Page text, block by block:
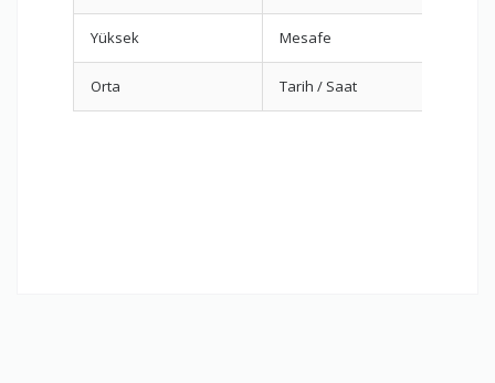
Yüksek Mesafe
Orta Tarih / Saat